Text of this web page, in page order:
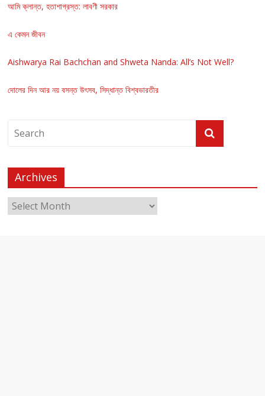
আমি ক্লান্ত, হতাশাগ্রস্ত: লাবণী সরকার
এ কেমন জীবন
Aishwarya Rai Bachchan and Shweta Nanda: All’s Not Well?
দোলের দিন আর নয় বসন্ত উৎসব, সিদ্ধান্ত বিশ্বভারতীর
Archives